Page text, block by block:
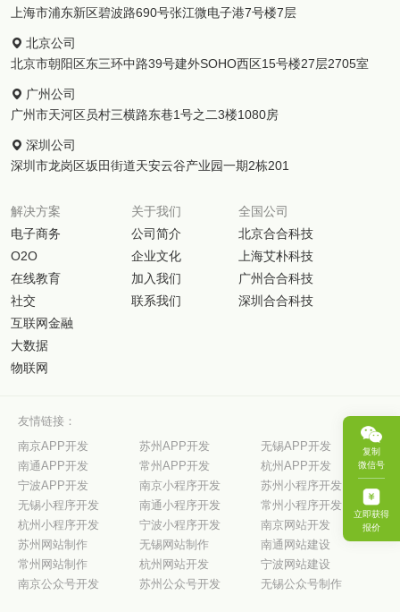
复制
微信号
立即获得
报价
上海市浦东新区碧波路690号张江微电子港7号楼7层
北京公司
北京市朝阳区东三环中路39号建外SOHO西区15号楼27层2705室
广州公司
广州市天河区员村三横路东巷1号之二3楼1080房
深圳公司
深圳市龙岗区坂田街道天安云谷产业园一期2栋201
解决方案
电子商务
O2O
在线教育
社交
互联网金融
大数据
物联网
关于我们
公司简介
企业文化
加入我们
联系我们
全国公司
北京合合科技
上海艾朴科技
广州合合科技
深圳合合科技
友情链接：
南京APP开发
苏州APP开发
无锡APP开发
南通APP开发
常州APP开发
杭州APP开发
宁波APP开发
南京小程序开发
苏州小程序开发
无锡小程序开发
南通小程序开发
常州小程序开发
杭州小程序开发
宁波小程序开发
南京网站开发
苏州网站制作
无锡网站制作
南通网站建设
常州网站制作
杭州网站开发
宁波网站建设
南京公众号开发
苏州公众号开发 无锡公众号制作